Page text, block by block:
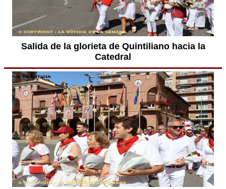
Salida de la glorieta de Quintiliano hacia la
Catedral